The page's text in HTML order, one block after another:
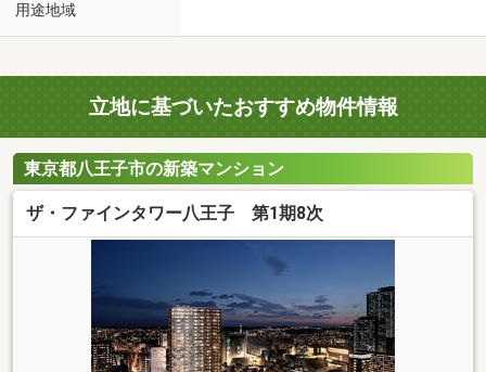
用途地域
立地に基づいたおすすめ物件情報
東京都八王子市の新築マンション
ザ・ファインタワー八王子 第1期8次